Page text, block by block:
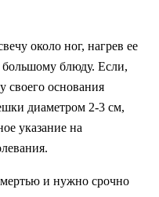
около ног, нагрев ее
блюду. Если,
своего основания
диаметром 2-3 см,
указание на
и нужно срочно